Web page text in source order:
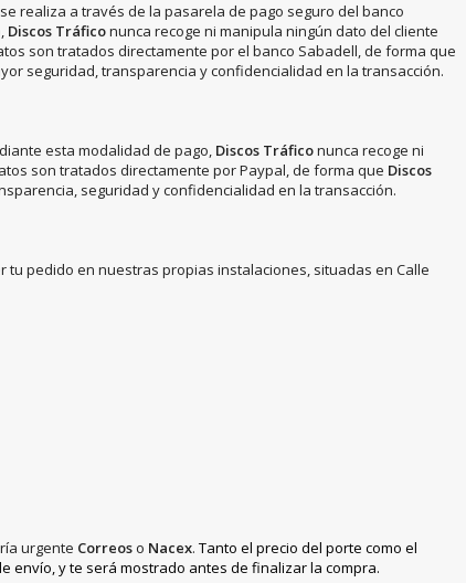
realiza a través de la pasarela de pago seguro del banco
Discos Tráficonunca recoge ni manipula ningún dato del cliente
son tratados directamente por el banco Sabadell, de forma que
seguridad, transparencia y confidencialidad en la transacción.
esta modalidad de pago, Discos Tráficonunca recoge ni
son tratados directamente por Paypal, de forma que Discos
seguridad y confidencialidad en la transacción.
tu pedido en nuestras propias instalaciones, situadas en Calle
urgente Correoso Nacex. Tanto el precio del porte como el
envío, y te será mostrado antes de finalizar la compra.